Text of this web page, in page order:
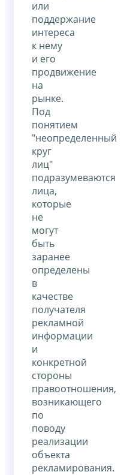
или
поддержание
интереса
к нему
и его
продвижение
на
рынке.
Под
понятием
"неопределенный
круг
лиц"
подразумеваются
лица,
которые
не
могут
быть
заранее
определены
в
качестве
получателя
рекламной
информации
и
конкретной
стороны
правоотношения,
возникающего
по
поводу
реализации
объекта
рекламирования.